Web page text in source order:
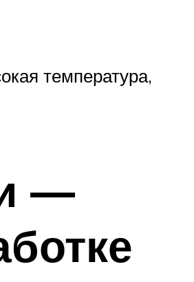
температура,
—